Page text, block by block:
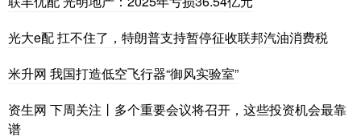
光大e配 扛不住了，特朗普支持暂停征收联邦汽油消费税
米升网 我国打造低空飞行器“御风实验室”
资生网 下周关注丨多个重要会议将召开，这些投资机会最靠
谱